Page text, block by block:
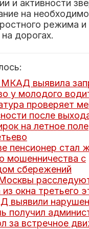
и активности
на
режима и
дорогах.
выявила
у молодого
проверяет
после
на летное поле
пенсионер стал
мошенничества с
сбережений
из окна третьего
выявили
получил
за встречное